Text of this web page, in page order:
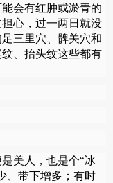
会有红肿或淤青的
心，过一两日就没
三里穴、髀关穴和
、抬头纹这些都有
美人，也是个“冰
、带下增多；有时